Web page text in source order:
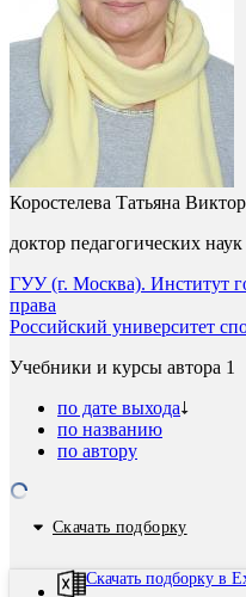
Коростелева Татьяна
доктор педагогических наук
ГУУ (г. Москва). Институт
права
Российский университет
Учебники и курсы автора 1
по дате выхода
по названию
по автору
Скачать подборку
Скачать подборку в